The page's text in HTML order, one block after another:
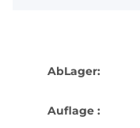
AbLager:
Auflage :